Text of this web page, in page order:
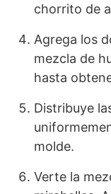
chorrito de
Agrega los
mezcla de
hasta
Distribuye
molde.
Verte la